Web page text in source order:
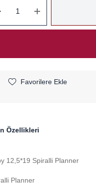
Favorilere Ekle
Özellikleri
12,5*19 Spiralli Planner
Planner